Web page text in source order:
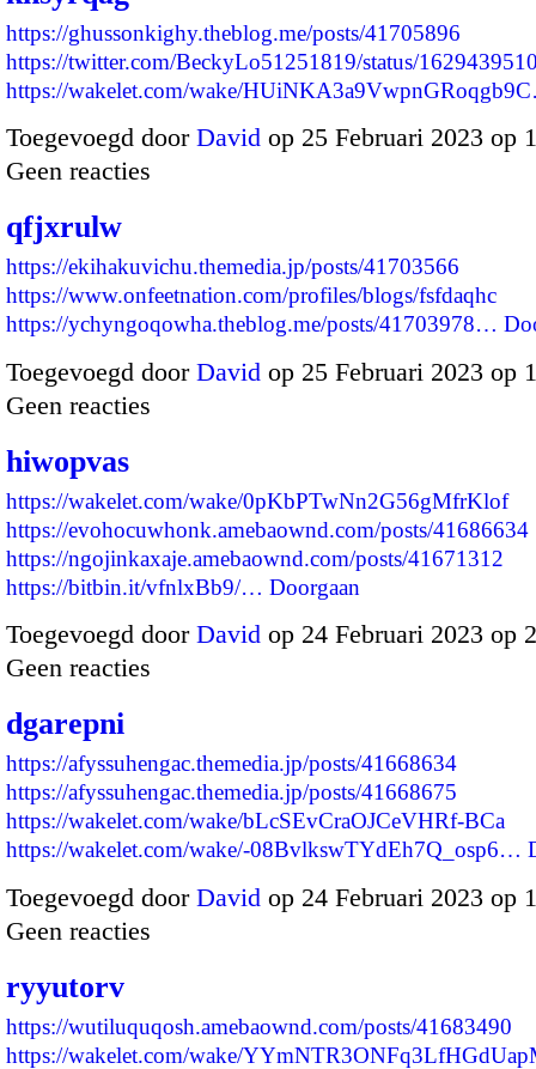
https://ghussonkighy.theblog.me/posts/41705896
https://twitter.com/BeckyLo51251819/status/
https://wakelet.com/wake/
Toegevoegd door David op 25 Februari 2023 op
Geen reacties
qfjxrulw
https://ekihakuvichu.themedia.jp/posts/41703566
https://www.onfeetnation.com/profiles/blogs/fsfdaqhc
https://ychyngoqowha.theblog.me/posts/41703978…
Toegevoegd door David op 25 Februari 2023 op
Geen reacties
hiwopvas
https://wakelet.com/wake/0pKbPTwNn2G56gMfrKlof
https://evohocuwhonk.amebaownd.com/posts/41686634
https://ngojinkaxaje.amebaownd.com/posts/41671312
https://bitbin.it/vfnlxBb9/… Doorgaan
Toegevoegd door David op 24 Februari 2023 op
Geen reacties
dgarepni
https://afyssuhengac.themedia.jp/posts/41668634
https://afyssuhengac.themedia.jp/posts/41668675
https://wakelet.com/wake/bLcSEvCraOJCeVHRf-BCa
https://wakelet.com/wake/-08BvlkswTYdEh7Q_osp6…
Toegevoegd door David op 24 Februari 2023 op
Geen reacties
ryyutorv
https://wutiluquqosh.amebaownd.com/posts/41683490
https://wakelet.com/wake/